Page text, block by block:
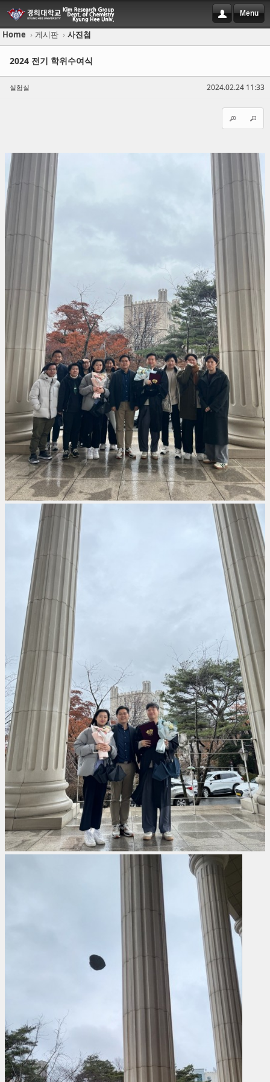
Menu
Home › 게시판 › 사진첩
2024.02.24 11:33
2024 전기 학위수여식
실험실
Sketchbook5, 스케치북5
Sketchbook5, 스케치북5
Sketchbook5, 스케치북5
Sketchbook5, 스케치북5